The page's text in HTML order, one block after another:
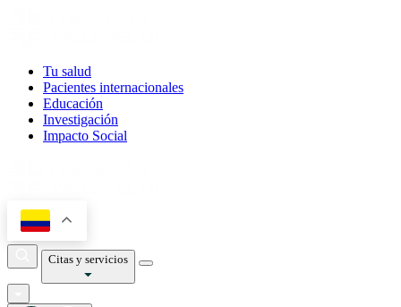
Tu salud
Pacientes internacionales
Educación
Investigación
Impacto Social
Citas y servicios